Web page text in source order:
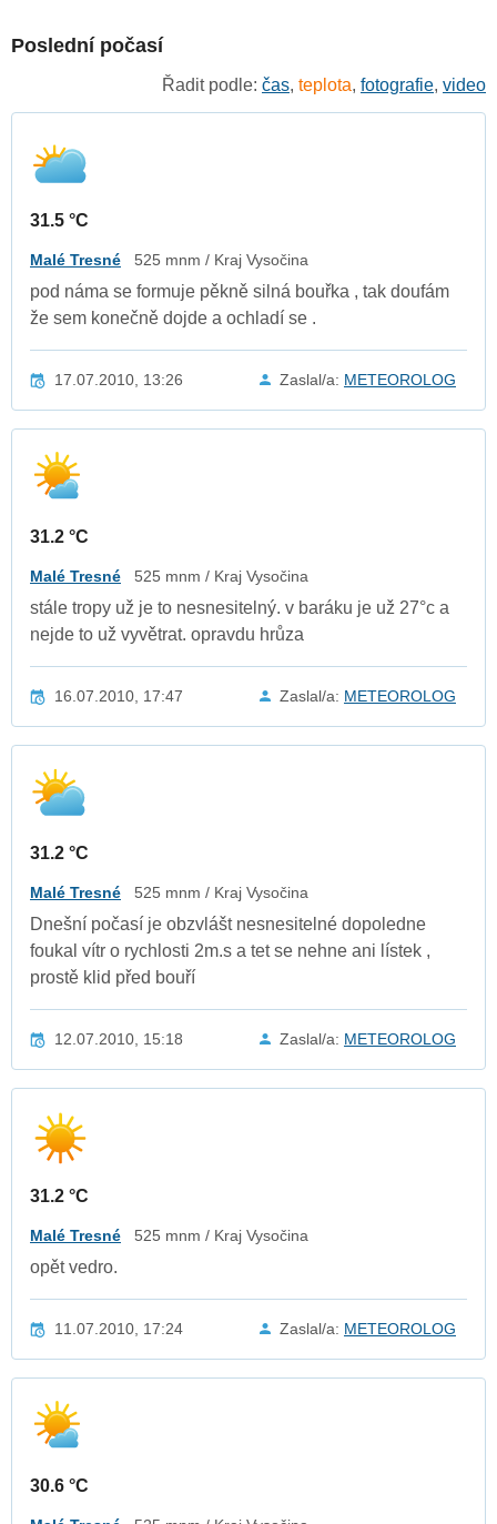
Poslední počasí
Řadit podle: čas, teplota, fotografie, video
31.5 °C
Malé Tresné 525 mnm / Kraj Vysočina
pod náma se formuje pěkně silná bouřka , tak doufám
že sem konečně dojde a ochladí se .
17.07.2010, 13:26 Zaslal/a: METEOROLOG
31.2 °C
Malé Tresné 525 mnm / Kraj Vysočina
stále tropy už je to nesnesitelný. v baráku je už 27°c a
nejde to už vyvětrat. opravdu hrůza
16.07.2010, 17:47 Zaslal/a: METEOROLOG
31.2 °C
Malé Tresné 525 mnm / Kraj Vysočina
Dnešní počasí je obzvlášt nesnesitelné dopoledne
foukal vítr o rychlosti 2m.s a tet se nehne ani lístek ,
prostě klid před bouří
12.07.2010, 15:18 Zaslal/a: METEOROLOG
31.2 °C
Malé Tresné 525 mnm / Kraj Vysočina
opět vedro.
11.07.2010, 17:24 Zaslal/a: METEOROLOG
30.6 °C